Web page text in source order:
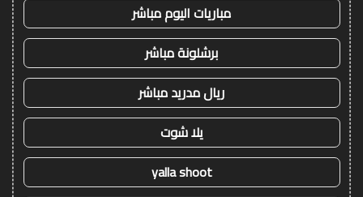
مباريات اليوم مباشر
برشلونة مباشر
ريال مدريد مباشر
يلا شوت
yalla shoot